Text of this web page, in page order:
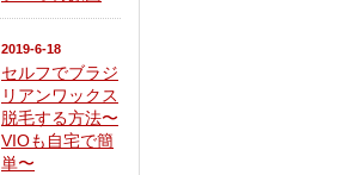
2019-6-18
セルフでブラジ
リアンワックス
脱毛する方法〜
VIOも自宅で簡
単〜